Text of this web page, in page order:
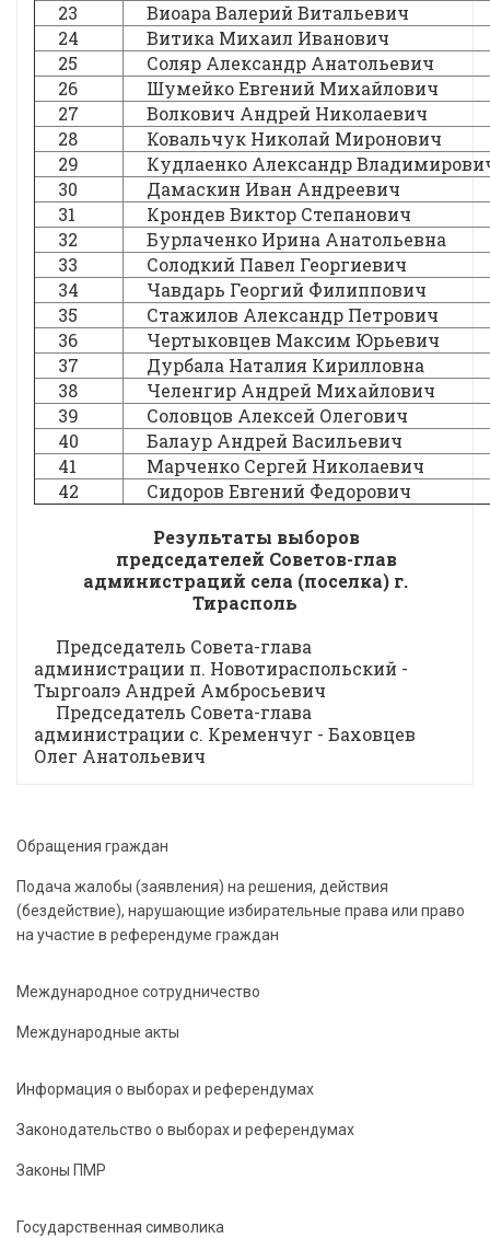
23
Виоара Валерий Витальевич
24
Витика Михаил Иванович
25
Соляр Александр Анатольевич
26
Шумейко Евгений Михайлович
27
Волкович Андрей Николаевич
28
Ковальчук Николай Миронович
29
Кудлаенко Александр
30
Дамаскин Иван Андреевич
31
Крондев Виктор Степанович
32
Бурлаченко Ирина Анатольевна
33
Солодкий Павел Георгиевич
34
Чавдарь Георгий Филиппович
35
Стажилов Александр Петрович
36
Чертыковцев Максим Юрьевич
37
Дурбала Наталия Кирилловна
38
Челенгир Андрей Михайлович
39
Соловцов Алексей Олегович
40
Балаур Андрей Васильевич
41
Марченко Сергей Николаевич
42
Сидоров Евгений Федорович
Результаты выборов
председателей Советов-глав
администраций села (поселка) г.
Тирасполь
Председатель Совета-глава
администрации п. Новотираспольский -
Тыргоалэ Андрей Амбросьевич
Председатель Совета-глава
администрации с. Кременчуг - Баховцев
Олег Анатольевич
Обращения граждан
Подача жалобы (заявления) на решения, действия
(бездействие), нарушающие избирательные права или право
на участие в референдуме граждан
Международное сотрудничество
Международные акты
Информация о выборах и референдумах
Законодательство о выборах и референдумах
Законы ПМР
Государственная символика